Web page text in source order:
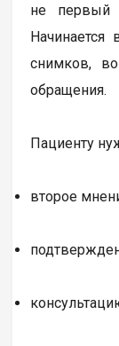
не первый
Начинается
снимков,
обращения.
Пациенту
второе